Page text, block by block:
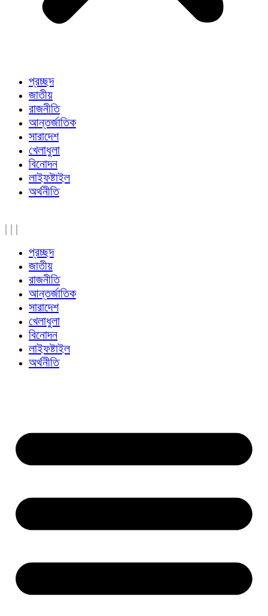
প্রচ্ছদ
জাতীয়
রাজনীতি
আন্তর্জাতিক
সারাদেশ
খেলাধুলা
বিনোদন
লাইফষ্টাইল
অর্থনীতি
| | |
প্রচ্ছদ
জাতীয়
রাজনীতি
আন্তর্জাতিক
সারাদেশ
খেলাধুলা
বিনোদন
লাইফষ্টাইল
অর্থনীতি